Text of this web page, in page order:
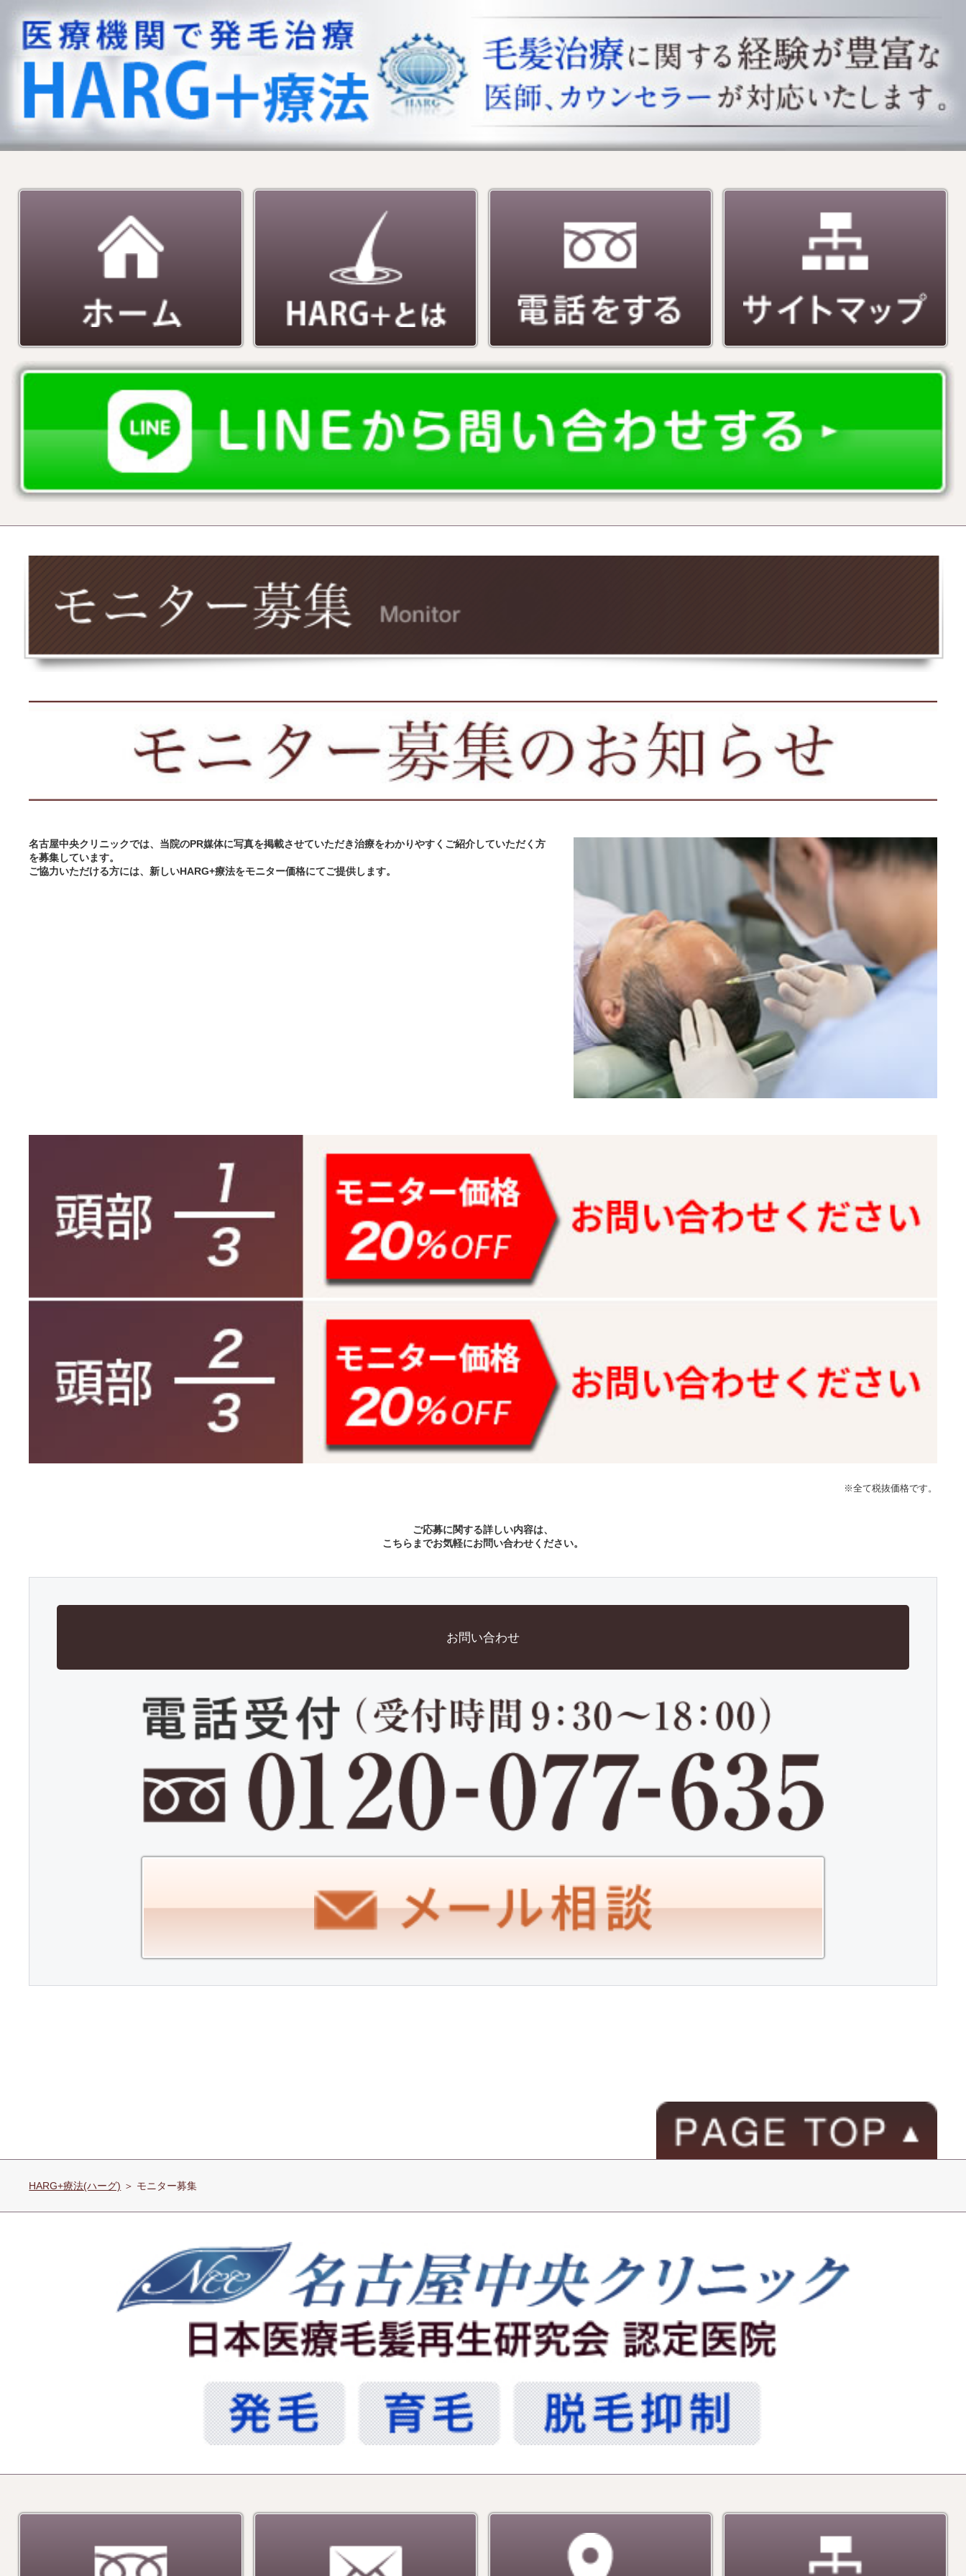
名古屋中央クリニックでは、当院のPR媒体に写真を掲載させていただき治療をわかりやすくご紹介していただく方
を募集しています。
ご協力いただける方には、新しいHARG+療法をモニター価格にてご提供します。
※全て税抜価格です。
ご応募に関する詳しい内容は、
こちらまでお気軽にお問い合わせください。
お問い合わせ
HARG+療法(ハーグ) ＞ モニター募集